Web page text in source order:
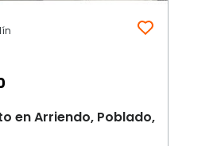
en Arriendo, Poblado,